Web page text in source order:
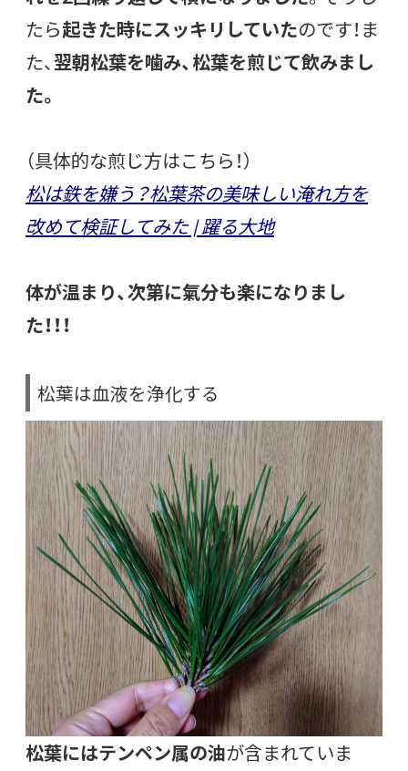
たら起きた時にスッキリしていたのです！ま
た、翌朝松葉を噛み、松葉を煎じて飲みまし
た。
（具体的な煎じ方はこちら！）
松は鉄を嫌う？松葉茶の美味しい淹れ方を
改めて検証してみた | 躍る大地
体が温まり、次第に氣分も楽になりまし
た！！！
松葉は血液を浄化する
松葉にはテンペン属の油が含まれていま